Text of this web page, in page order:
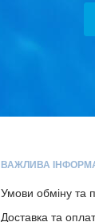
ВАЖЛИВА
Умови обміну та
Доставка та